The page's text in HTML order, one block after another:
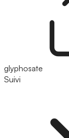
glyphosate
Suivi